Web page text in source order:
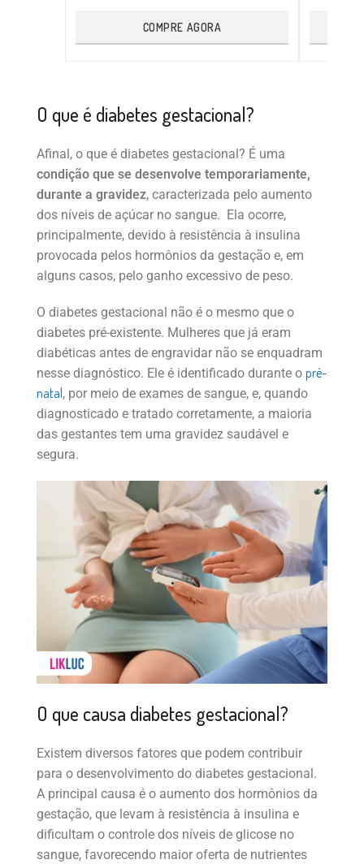
COMPRE AGORA
O que é diabetes gestacional?
Afinal, o que é diabetes gestacional? É uma
condição que se desenvolve temporariamente,
durante a gravidez, caracterizada pelo aumento
dos níveis de açúcar no sangue. Ela ocorre,
principalmente, devido à resistência à insulina
provocada pelos hormônios da gestação e, em
alguns casos, pelo ganho excessivo de peso.
O diabetes gestacional não é o mesmo que o
diabetes pré-existente. Mulheres que já eram
diabéticas antes de engravidar não se enquadram
nesse diagnóstico. Ele é identificado durante o pré-
natal, por meio de exames de sangue, e, quando
diagnosticado e tratado corretamente, a maioria
das gestantes tem uma gravidez saudável e
segura.
O que causa diabetes gestacional?
Existem diversos fatores que podem contribuir
para o desenvolvimento do diabetes gestacional.
A principal causa é o aumento dos hormônios da
gestação, que levam à resistência à insulina e
dificultam o controle dos níveis de glicose no
sangue, favorecendo maior oferta de nutrientes